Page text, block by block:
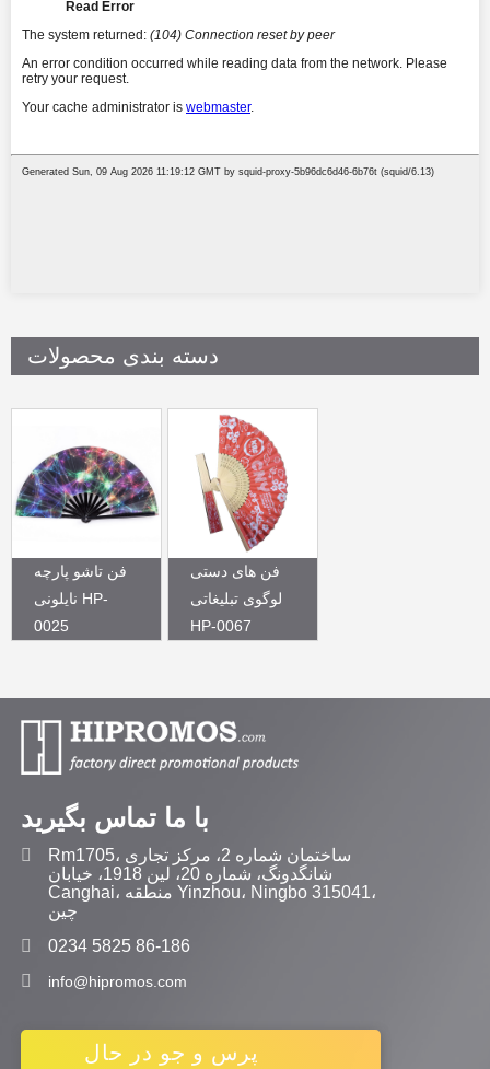
دسته بندی محصولات
فن تاشو پارچه
نایلونی HP-
0025
فن های دستی
لوگوی تبلیغاتی
HP-0067
با ما تماس بگیرید
Rm1705، ساختمان شماره 2، مرکز تجاری
شانگدونگ، شماره 20، لین 1918، خیابان
Canghai، منطقه Yinzhou، Ningbo 315041،
چین
0234 5825 86-186
info@hipromos.com
پرس و جو در حال